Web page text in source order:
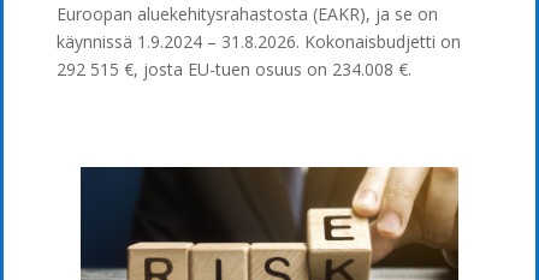
Euroopan aluekehitysrahastosta (EAKR), ja se on
käynnissä 1.9.2024 – 31.8.2026. Kokonaisbudjetti on
292 515 €, josta EU-tuen osuus on 234.008 €.